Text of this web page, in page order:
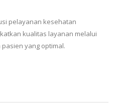
pelayanan kesehatan
kualitas layanan melalui
yang optimal.